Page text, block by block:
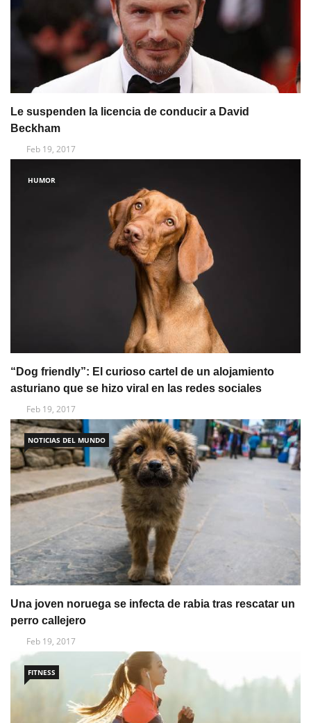
Le suspenden la licencia de conducir a David
Beckham
Feb 19, 2017
HUMOR
“Dog friendly”: El curioso cartel de un alojamiento
asturiano que se hizo viral en las redes sociales
Feb 19, 2017
NOTICIAS DEL MUNDO
Una joven noruega se infecta de rabia tras rescatar un
perro callejero
Feb 19, 2017
FITNESS